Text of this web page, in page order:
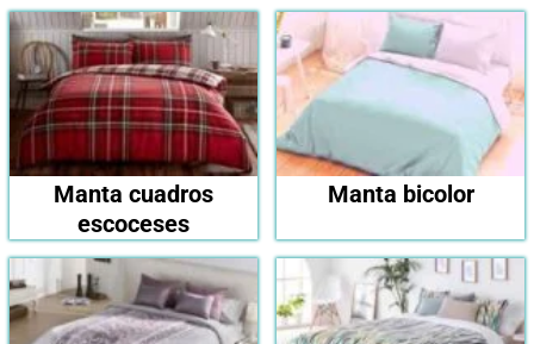
Manta cuadros
escoceses
Manta bicolor